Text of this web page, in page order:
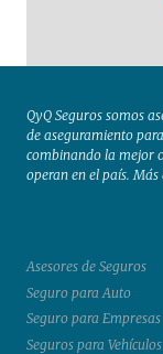
QyQ Seguros somos
de aseguramiento
combinando la mejor
operan en el país.
Asesores de Seguros
Seguro para Auto
Seguro para Empresas
Seguros para